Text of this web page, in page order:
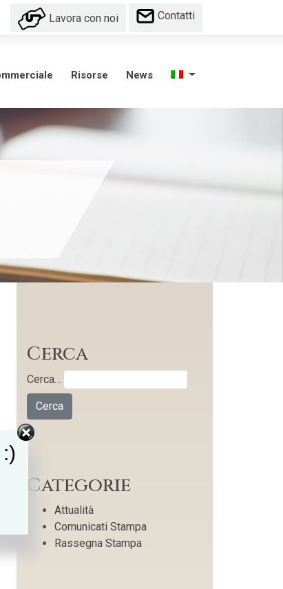
Lavora con noi Contatti
Risorse News
Cerca
Cerca…
Categorie
Attualità
Comunicati Stampa
Rassegna Stampa